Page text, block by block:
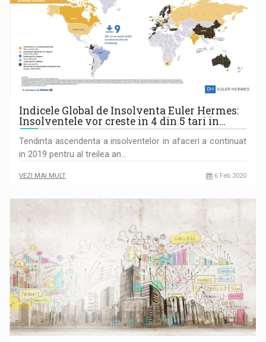
Indicele Global de Insolventa Euler Hermes:
Insolventele vor creste in 4 din 5 tari in…
Tendinta ascendenta a insolventelor in afaceri a continuat
in 2019 pentru al treilea an…
VEZI MAI MULT 6 Feb 2020